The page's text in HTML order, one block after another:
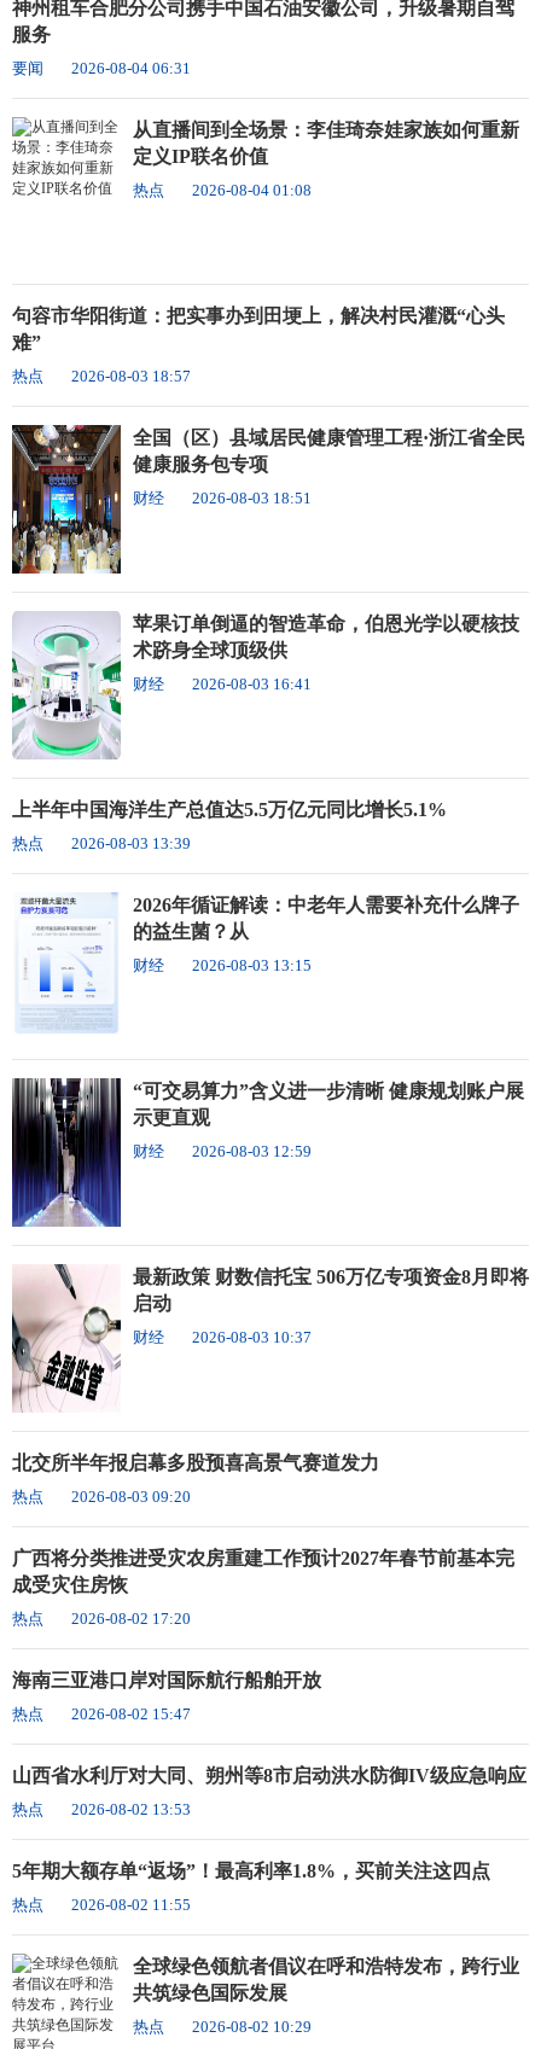
神州租车合肥分公司携手中国石油安徽公司，升级暑期自驾
服务
要闻 2026-08-04 06:31
从直播间到全场景：李佳琦奈娃家族如何重新
定义IP联名价值
热点 2026-08-04 01:08
句容市华阳街道：把实事办到田埂上，解决村民灌溉“心头
难”
热点 2026-08-03 18:57
全国（区）县域居民健康管理工程·浙江省全民
健康服务包专项
财经 2026-08-03 18:51
苹果订单倒逼的智造革命，伯恩光学以硬核技
术跻身全球顶级供
财经 2026-08-03 16:41
上半年中国海洋生产总值达5.5万亿元同比增长5.1%
热点 2026-08-03 13:39
2026年循证解读：中老年人需要补充什么牌子
的益生菌？从
财经 2026-08-03 13:15
“可交易算力”含义进一步清晰 健康规划账户展
示更直观
财经 2026-08-03 12:59
最新政策 财数信托宝 506万亿专项资金8月即将
启动
财经 2026-08-03 10:37
北交所半年报启幕多股预喜高景气赛道发力
热点 2026-08-03 09:20
广西将分类推进受灾农房重建工作预计2027年春节前基本完
成受灾住房恢
热点 2026-08-02 17:20
海南三亚港口岸对国际航行船舶开放
热点 2026-08-02 15:47
山西省水利厅对大同、朔州等8市启动洪水防御IV级应急响应
热点 2026-08-02 13:53
5年期大额存单“返场”！最高利率1.8%，买前关注这四点
热点 2026-08-02 11:55
全球绿色领航者倡议在呼和浩特发布，跨行业
共筑绿色国际发展
热点 2026-08-02 10:29